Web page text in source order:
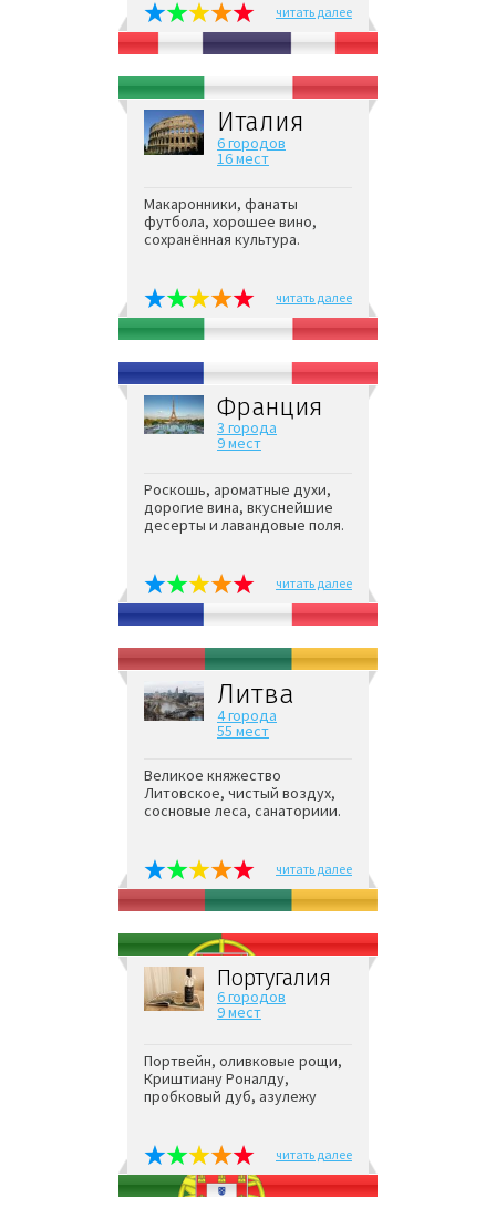
читать далее
Италия
6 городов
16 мест
Макаронники, фанаты
футбола, хорошее вино,
сохранённая культура.
читать далее
Франция
3 города
9 мест
Роскошь, ароматные духи,
дорогие вина, вкуснейшие
десерты и лавандовые поля.
читать далее
Литва
4 города
55 мест
Великое княжество
Литовское, чистый воздух,
сосновые леса, санаториии.
читать далее
Португалия
6 городов
9 мест
Портвейн, оливковые рощи,
Криштиану Роналду,
пробковый дуб, азулежу
читать далее